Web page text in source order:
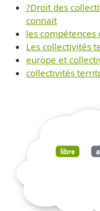
?Droit des
connait
les
Les collectivités
europe et
collectivités
libre